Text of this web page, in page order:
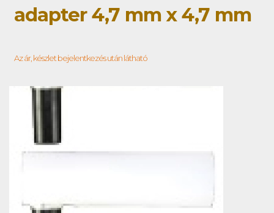
adapter 4,7 mm x 4,7 mm
Az ár, készlet bejelentkezés után látható